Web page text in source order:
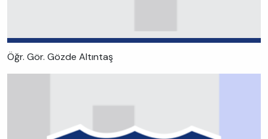
Öğr. Gör. Gözde Altıntaş